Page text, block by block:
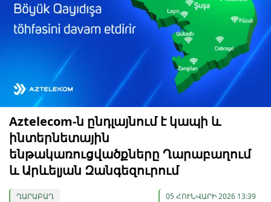
Aztelecom-ն ընդլայնում է կապի և
ինտերնետային
ենթակառուցվածքները Ղարաբաղում
և Արևելյան Զանգեզուրում
ՂԱՐԱԲԱՂ 05 ՀՈՒՆՎԱՐԻ 2026 13:39